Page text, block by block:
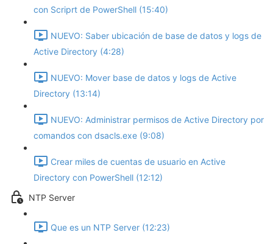
con Scriprt de PowerShell (15:40)
NUEVO: Saber ubicación de base de datos y logs de
Active Directory (4:28)
NUEVO: Mover base de datos y logs de Active
Directory (13:14)
NUEVO: Administrar permisos de Active Directory por
comandos con dsacls.exe (9:08)
Crear miles de cuentas de usuario en Active
Directory con PowerShell (12:12)
NTP Server
Que es un NTP Server (12:23)